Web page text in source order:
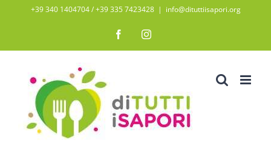
contenuto
+39 340 1404704 / ‭+39 335 7423428‬ | info@dituttiisapori.org
FacebookInstagram